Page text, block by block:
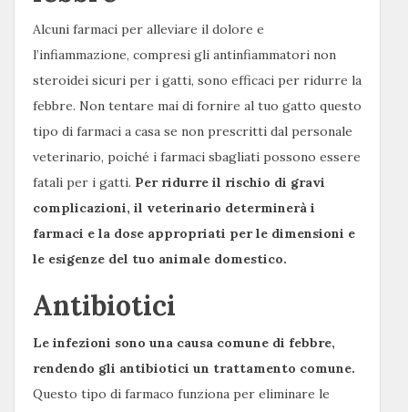
Alcuni farmaci per alleviare il dolore e
l’infiammazione, compresi gli antinfiammatori non
steroidei sicuri per i gatti, sono efficaci per ridurre la
febbre. Non tentare mai di fornire al tuo gatto questo
tipo di farmaci a casa se non prescritti dal personale
veterinario, poiché i farmaci sbagliati possono essere
fatali per i gatti. Per ridurre il rischio di gravi
complicazioni, il veterinario determinerà i
farmaci e la dose appropriati per le dimensioni e
le esigenze del tuo animale domestico.
Antibiotici
Le infezioni sono una causa comune di febbre,
rendendo gli antibiotici un trattamento comune.
Questo tipo di farmaco funziona per eliminare le